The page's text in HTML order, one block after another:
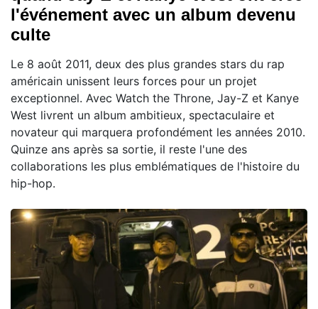
l'événement avec un album devenu
culte
Le 8 août 2011, deux des plus grandes stars du rap
américain unissent leurs forces pour un projet
exceptionnel. Avec Watch the Throne, Jay-Z et Kanye
West livrent un album ambitieux, spectaculaire et
novateur qui marquera profondément les années 2010.
Quinze ans après sa sortie, il reste l'une des
collaborations les plus emblématiques de l'histoire du
hip-hop.